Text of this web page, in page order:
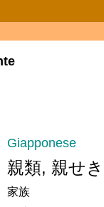
Giapponese
親類, 親せき
家族